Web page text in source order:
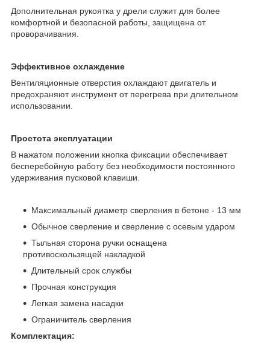
Дополнительная рукоятка у дрели служит для более
комфортной и безопасной работы, защищена от
проворачивания.
Эффективное охлаждение
Вентиляционные отверстия охлаждают двигатель и
предохраняют инструмент от перегрева при длительном
использовании.
Простота эксплуатации
В нажатом положении кнопка фиксации обеспечивает
бесперебойную работу без необходимости постоянного
удерживания пусковой клавиши.
Максимальный диаметр сверления в бетоне - 13 мм
Обычное сверление и сверление с осевым ударом
Тыльная сторона ручки оснащена
противоскользящей накладкой
Длительный срок службы
Прочная конструкция
Легкая замена насадки
Ограничитель сверления
Комплектация: